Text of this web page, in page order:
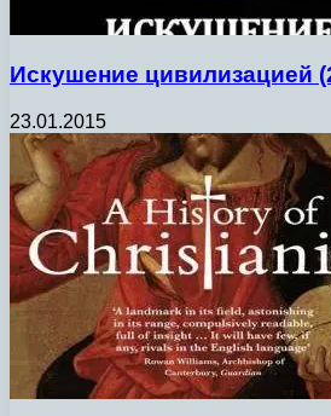
Искушение цивилизацией
23.01.2015